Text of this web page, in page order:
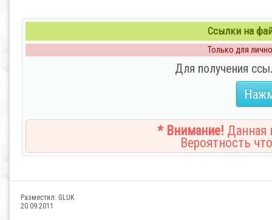
Ссылки на
Только для
Для получения
* Внимание! Данная
Вероятность
Разместил: GLUK
20.09.2011